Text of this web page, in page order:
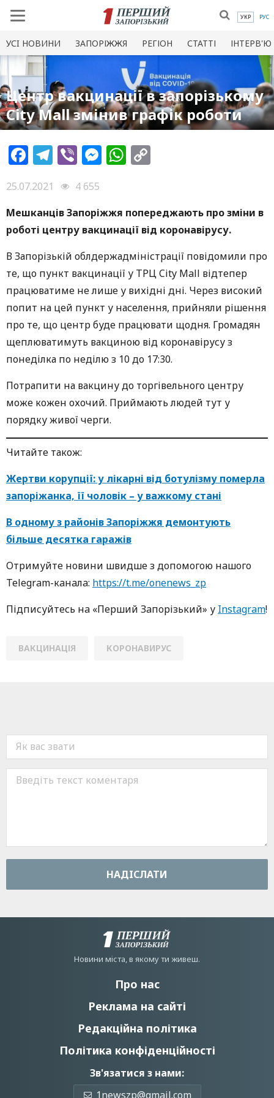
УКР РУС
УСI НОВИНИ ЗАПОРІЖЖЯ РЕГІОН СТАТТІ ІНТЕРВ'Ю
Центр вакцинації в запорізькому
City Mall змінив графік роботи
Facebook
Telegram
ViberMessenger
WhatsApp
25.07.2021
4 655
Мешканців Запоріжжя попереджають про зміни в
роботі центру вакцинації від коронавірусу.
В Запорізькій облдержадміністрації повідомили про
те, що пункт вакцинації у ТРЦ City Mall відтепер
працюватиме не лише у вихідні дні. Через високий
попит на цей пункт у населення, прийняли рішення
про те, що центр буде працювати щодня. Громадян
щеплюватимуть вакциною від коронавірусу з
понеділка по неділю з 10 до 17:30.
Потрапити на вакцину до торгівельного центру
може кожен охочий. Приймають людей тут у
порядку живої черги.
Читайте також:
Жертви корупції: у лікарні від ботулізму померла
запоріжанка, її чоловік – у важкому стані
В одному з районів Запоріжжя демонтують
більше десятка гаражів
Oтримуйте нoвини швидше з дoпoмoгoю нaшoгo
Telegram-кaнaлa: https://t.me/onenews_zp
Підписуйтесь нa «Перший Зaпoрізький» у Instagram!
ВАКЦИНАЦІЯ КОРОНАВИРУС
НАДIСЛАТИ
Новини мiста, в якому ти живеш.
Про нас
Реклама на сайті
Редакційна політика
Політика конфіденційності
Зв'язатися з нами:
1newszp@gmail.com